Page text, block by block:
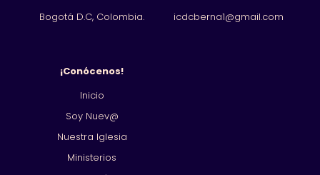
Bogotá D.C, Colombia.
icdcberna1@gmail.com
¡Conócenos!
Inicio
Soy Nuev@
Nuestra Iglesia
Ministerios